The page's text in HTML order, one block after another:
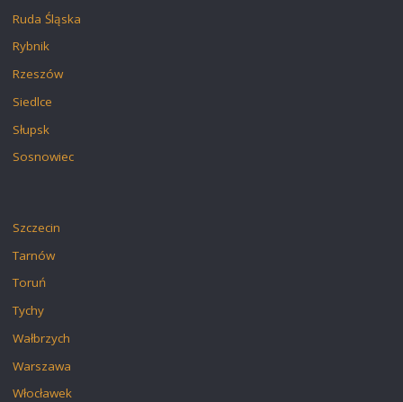
Ruda Śląska
Rybnik
Rzeszów
Siedlce
Słupsk
Sosnowiec
Szczecin
Tarnów
Toruń
Tychy
Wałbrzych
Warszawa
Włocławek